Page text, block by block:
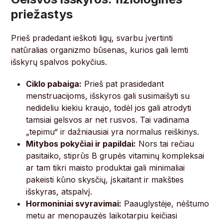
priežastys
Prieš pradedant ieškoti ligų, svarbu įvertinti
natūralias organizmo būsenas, kurios gali lemti
išskyrų spalvos pokyčius.
Ciklo pabaiga: Prieš pat prasidedant
menstruacijoms, išskyros gali susimaišyti su
nedideliu kiekiu kraujo, todėl jos gali atrodyti
tamsiai gelsvos ar net rusvos. Tai vadinama
„tepimu“ ir dažniausiai yra normalus reiškinys.
Mitybos pokyčiai ir papildai: Nors tai rečiau
pasitaiko, stiprūs B grupės vitaminų kompleksai
ar tam tikri maisto produktai gali minimaliai
pakeisti kūno skysčių, įskaitant ir makšties
išskyras, atspalvį.
Hormoniniai svyravimai: Paauglystėje, nėštumo
metu ar menopauzės laikotarpiu keičiasi